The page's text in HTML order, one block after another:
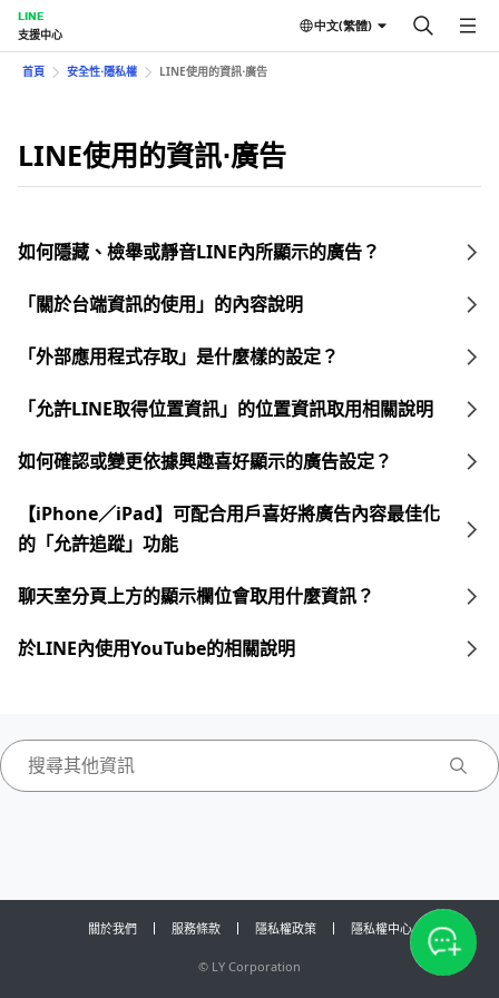
LINE
支援中心
中文(繁體)
首頁 安全性⋅隱私權 LINE使用的資訊⋅廣告
LINE使用的資訊⋅廣告
如何隱藏、檢舉或靜音LINE內所顯示的廣告？
「關於台端資訊的使用」的內容說明
「外部應用程式存取」是什麼樣的設定？
「允許LINE取得位置資訊」的位置資訊取用相關說明
如何確認或變更依據興趣喜好顯示的廣告設定？
【iPhone／iPad】可配合用戶喜好將廣告內容最佳化
的「允許追蹤」功能
聊天室分頁上方的顯示欄位會取用什麼資訊？
於LINE內使用YouTube的相關說明
關於我們 服務條款 隱私權政策 隱私權中心
© LY Corporation